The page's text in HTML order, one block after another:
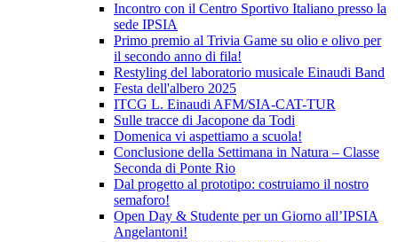
Incontro con il Centro Sportivo Italiano presso la
sede IPSIA
Primo premio al Trivia Game su olio e olivo per
il secondo anno di fila!
Restyling del laboratorio musicale Einaudi Band
Festa dell'albero 2025
ITCG L. Einaudi AFM/SIA-CAT-TUR
Sulle tracce di Jacopone da Todi
Domenica vi aspettiamo a scuola!
Conclusione della Settimana in Natura – Classe
Seconda di Ponte Rio
Dal progetto al prototipo: costruiamo il nostro
semaforo!
Open Day & Studente per un Giorno all’IPSIA
Angelantoni!